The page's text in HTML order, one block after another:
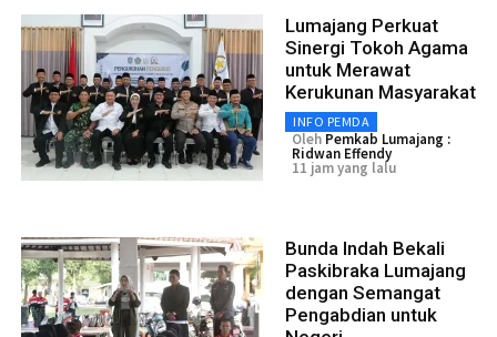
Lumajang Perkuat
Sinergi Tokoh Agama
untuk Merawat
Kerukunan Masyarakat
INFO PEMDA
Oleh Pemkab Lumajang :
Ridwan Effendy
11 jam yang lalu
Bunda Indah Bekali
Paskibraka Lumajang
dengan Semangat
Pengabdian untuk